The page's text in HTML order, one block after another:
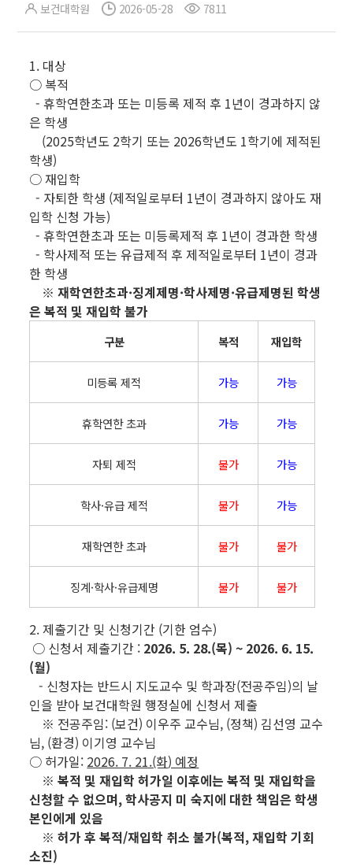
보건대학원 2026-05-28 7811
1. 대상
○ 복적
- 휴학연한초과 또는 미등록 제적 후 1년이 경과하지 않
은 학생
(2025학년도 2학기 또는 2026학년도 1학기에 제적된
학생)
○ 재입학
- 자퇴한 학생 (제적일로부터 1년이 경과하지 않아도 재
입학 신청 가능)
- 휴학연한초과 또는 미등록제적 후 1년이 경과한 학생
- 학사제적 또는 유급제적 후 제적일로부터 1년이 경과
한 학생
※ 재학연한초과·징계제명·학사제명·유급제명된 학생
은 복적 및 재입학 불가
구분 복적 재입학
미등록 제적 가능 가능
휴학연한 초과 가능 가능
자퇴 제적 불가 가능
학사·유급 제적 불가 가능
재학연한 초과 불가 불가
징계·학사·유급제명 불가 불가
2. 제출기간 및 신청기간 (기한 엄수)
○ 신청서 제출기간 : 2026. 5. 28.(목) ~ 2026. 6. 15.
(월)
- 신청자는 반드시 지도교수 및 학과장(전공주임)의 날
인을 받아 보건대학원 행정실에 신청서 제출
※ 전공주임: (보건) 이우주 교수님, (정책) 김선영 교수
님, (환경) 이기영 교수님
○ 허가일: 2026. 7. 21.(화) 예정
※ 복적 및 재입학 허가일 이후에는 복적 및 재입학을
신청할 수 없으며,학사공지 미 숙지에 대한 책임은 학생
본인에게 있음
※ 허가 후 복적/재입학 취소 불가(복적, 재입학 기회
소진)